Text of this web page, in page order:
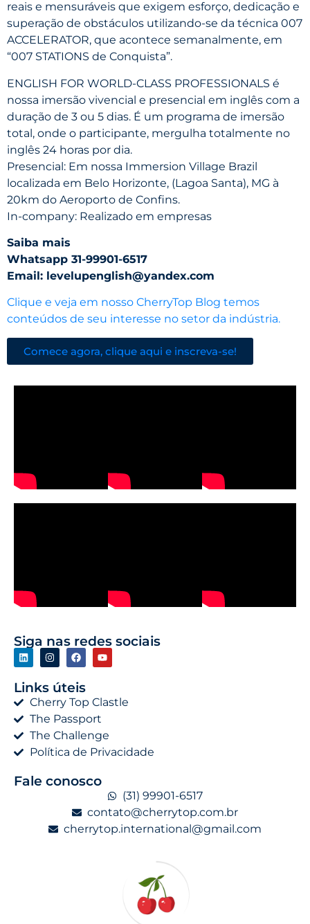
reais e mensuráveis que exigem esforço, dedicação e
superação de obstáculos utilizando-se da técnica 007
ACCELERATOR, que acontece semanalmente, em
“007 STATIONS de Conquista”.
ENGLISH FOR WORLD-CLASS PROFESSIONALS é
nossa imersão vivencial e presencial em inglês com a
duração de 3 ou 5 dias. É um programa de imersão
total, onde o participante, mergulha totalmente no
inglês 24 horas por dia.
Presencial: Em nossa Immersion Village Brazil
localizada em Belo Horizonte, (Lagoa Santa), MG à
20km do Aeroporto de Confins.
In-company: Realizado em empresas
Saiba mais
Whatsapp 31-99901-6517
Email: levelupenglish@yandex.com
Clique e veja em nosso CherryTop Blog temos
conteúdos de seu interesse no setor da indústria.
Comece agora, clique aqui e inscreva-se!
Siga nas redes sociais
Links úteis
Cherry Top Clastle
The Passport
The Challenge
Política de Privacidade
Fale conosco
(31) 99901-6517
contato@cherrytop.com.br
cherrytop.international@gmail.com